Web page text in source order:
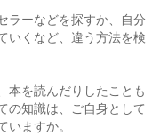
ラーなどを探すか、自分
いくなど、違う方法を検
本を読んだりしたことも
の知識は、ご自身として
ますか。